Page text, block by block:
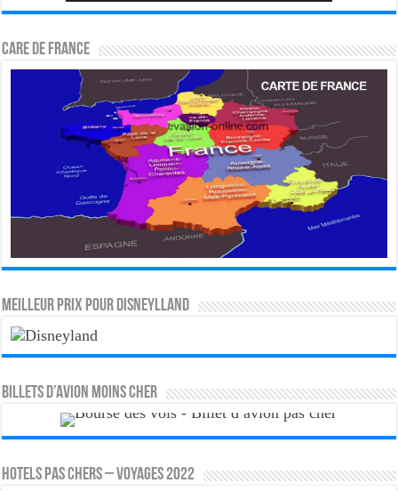
CARE DE FRANCE
MEILLEUR PRIX POUR DISNEYLLAND
Billets d’avion moins cher
HOTELS PAS CHERS – VOYAGES 2022